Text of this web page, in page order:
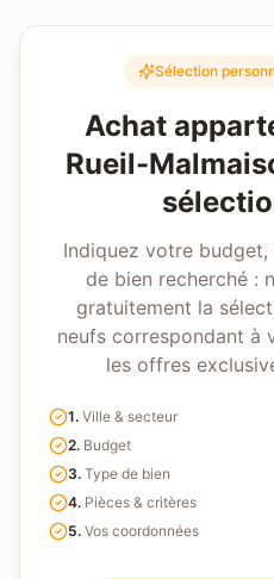
Sélection
Achat
Rueil-
Indiquez votre
de bien recherché :
gratuitement la
neufs correspondant à
les offres
1. Ville & secteur
2. Budget
3. Type de bien
4. Pièces & critères
5. Vos coordonnées